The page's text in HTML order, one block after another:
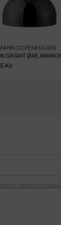
COPENHAGEN
Kč
osobních údajů